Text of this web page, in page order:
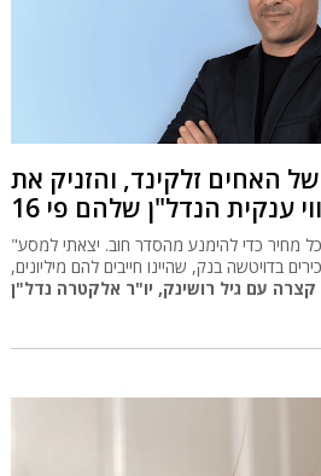
האחים זלקינד, והזניק את
ענקית הנדל"ן שלהם פי 16
"אחרי 2008 מכרנו נכסים בכל מחיר כדי להימנע מהסדר חוב. יצאתי למסע
בדויטשה בנק, שהיינו חייבים להם מיליונים,
עם גיל רושינק, יו"ר אלקטרה נדל"ן